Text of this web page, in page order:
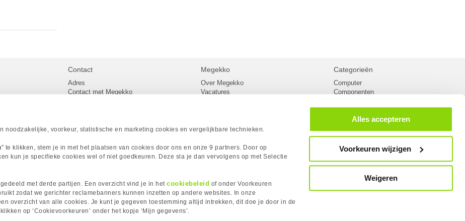
noodzakelijke, voorkeur, statistische en marketing cookies en vergelijkbare technieken.
" te klikken, stem je in met het plaatsen van cookies door ons en onze 9 partners. Door op
kun je specifieke cookies wel of niet goedkeuren. Deze sla je dan vervolgens op met Selectie
met derde partijen. Een overzicht vind je in hetcookiebeleid of onder Voorkeuren
zodat we gerichter reclamebanners kunnen inzetten op andere websites. In onze
overzicht van alle cookies. Je kunt je gegeven toestemming altijd intrekken, dit doe je door in de
op ‘Cookievoorkeuren’ onder het kopje ‘Mijn gegevens’.
Alles accepteren
Voorkeuren wijzigen
Weigeren
Contact
Adres
Contact met Megekko
Megekko
Over Megekko
Vacatures
Sitemap
Acties
Megekko Academy
Megekko Forum
Megekko Golden Case Badge
Categorieën
Computer
Componenten
Kabels
Netwerk
Gaming laptops
PC Systemen
Megekko fanshop